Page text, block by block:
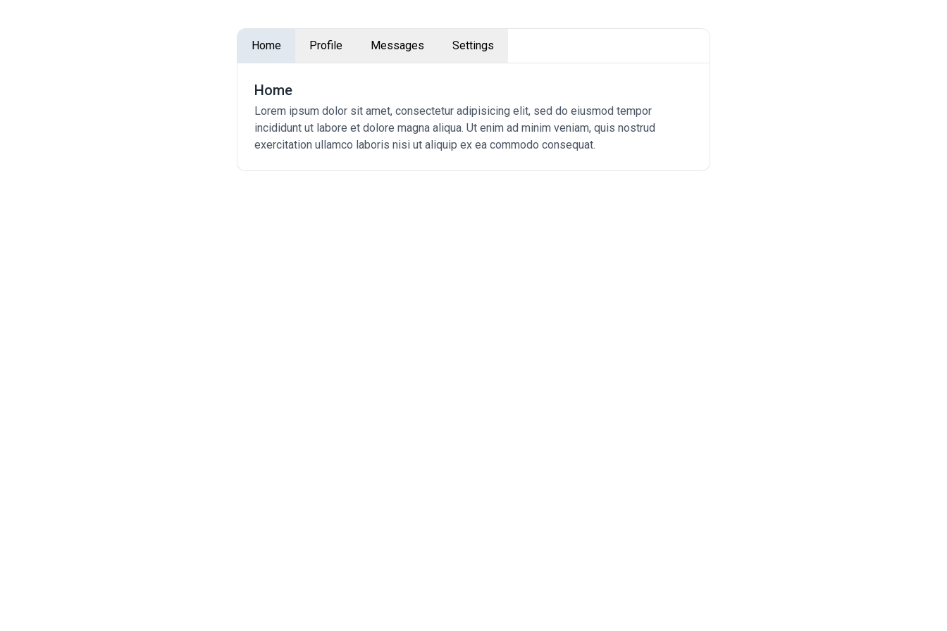
Home Profile Messages Settings
Home
Lorem ipsum dolor sit amet, consectetur adipisicing elit, sed do eiusmod tempor
incididunt ut labore et dolore magna aliqua. Ut enim ad minim veniam, quis nostrud
exercitation ullamco laboris nisi ut aliquip ex ea commodo consequat.